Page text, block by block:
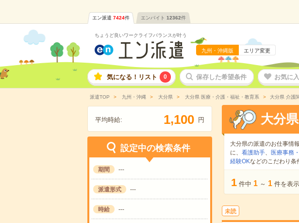
エン派遣 7424件 エンバイト 12362件
ちょうど良いワークライフバランスが叶う
九州・沖縄版 エリア変更
気になる！リスト 0 保存した希望条件 お気に
派遣TOP 九州・沖縄 大分県 大分県 医療・介護・福祉・教育系 大分県 介護
平均時給: 1,100 円
設定中の検索条件
期間 ---
派遣形式 ---
時給 ---
大分県
大分県の派遣のお仕事情報
に、 看護助手、 医療事務
経験OKなどのこだわり条
1 件中 1 ～ 1 件を表
未読